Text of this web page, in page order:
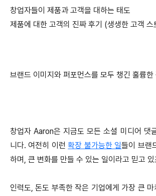
창업자들이 제품과 고객을 대하는 태도
제품에 대한 고객의 진짜 후기 (생생한 고객 스
브랜드 이미지와 퍼포먼스를 모두 챙긴 훌륭한
창업자 Aaron은 지금도 모든 소셜 미디어 댓
니다. 여전히 이런확장 불가능한 일들이 브랜
하며, 큰 변화를 만들 수 있는 일이라고 믿고 있
인력도, 돈도 부족한 작은 기업에게 가장 큰 마